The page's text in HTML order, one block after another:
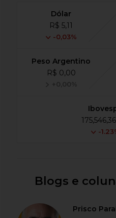
Dólar
R$ 5,11
-0,03%
Peso Argentino
R$ 0,00
+0,00%
-
Blogs e
Prisco